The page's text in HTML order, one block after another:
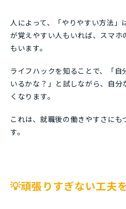
人によって、「やりやすい方法」
が覚えやすい人もいれば、スマホ
もいます。
ライフハックを知ることで、「自
いるかな？」と試しながら、自
くなります。
これは、就職後の働きやすさに
す。
💡頑張りすぎない工夫